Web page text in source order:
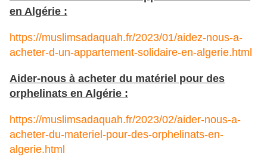
en Algérie :
https://muslimsadaquah.fr/2023/01/aidez-nous-a-
acheter-d-un-appartement-solidaire-en-algerie.html
Aider-nous à acheter du matériel pour des
orphelinats en Algérie :
https://muslimsadaquah.fr/2023/02/aider-nous-a-
acheter-du-materiel-pour-des-orphelinats-en-
algerie.html